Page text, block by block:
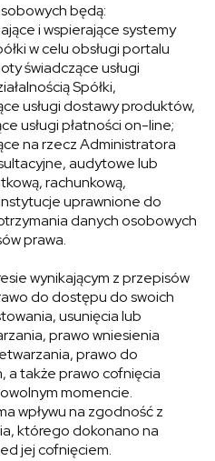
będą:
i wspierające systemy
w celu obsługi portalu
świadczące usługi
Spółki,
usługi dostawy produktów,
usługi płatności on-line;
na rzecz Administratora
audytowe lub
rachunkową,
uprawnione do
danych osobowych
prawa.
wynikającym z przepisów
do dostępu do swoich
usunięcia lub
prawo wniesienia
prawo do
a także prawo cofnięcia
momencie.
wpływu na zgodność z
którego dokonano na
jej cofnięciem.